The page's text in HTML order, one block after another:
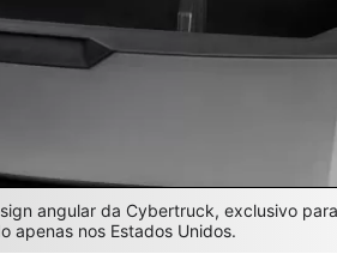
angular da Cybertruck, exclusivo
apenas nos Estados Unidos.